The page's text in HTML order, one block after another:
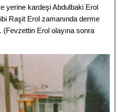
yerine kardeşi Abdulbaki Erol
Raşit Erol zamanında derme
Erol olayına sonra